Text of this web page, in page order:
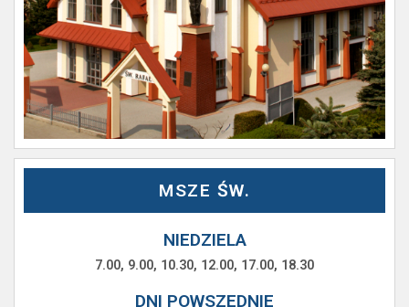
MSZE ŚW.
NIEDZIELA
7.00, 9.00, 10.30, 12.00, 17.00, 18.30
DNI POWSZEDNIE